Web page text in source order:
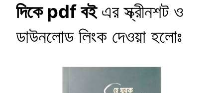
দিকে pdf বইএর স্ক্রীনশট ও
ডাউনলোড লিংক দেওয়া হলোঃ